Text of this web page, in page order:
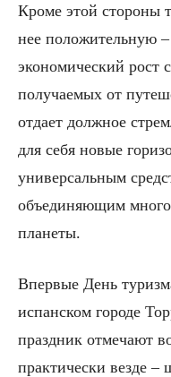
Кроме этой стороны
нее положительную –
эко­номический рост
получаемых от
отдает должное
для себя новые
универсальным
объединяющим
планеты.
Впервые День
испан­ском городе
праздник отме­чают
практически везде